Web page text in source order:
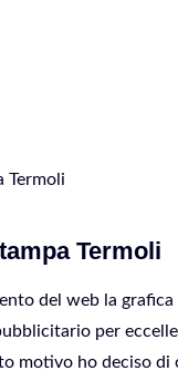
Termoli
Termoli
del web la grafica
per
motivo ho deciso di